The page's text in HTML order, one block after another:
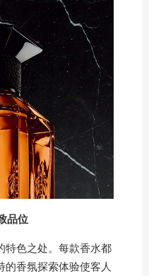
品位
特色之处。每款香水都
的香氛探索体验使客人